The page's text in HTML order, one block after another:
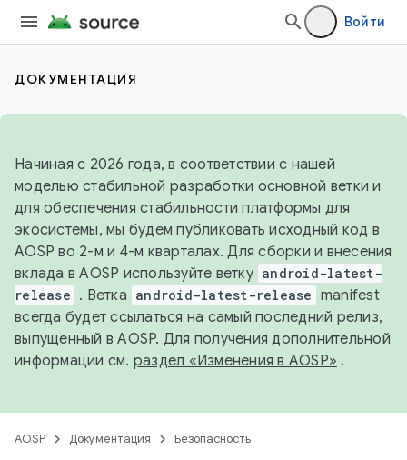
Войти
ДОКУМЕНТАЦИЯ
Начиная с 2026 года, в соответствии с нашей
моделью стабильной разработки основной ветки и
для обеспечения стабильности платформы для
экосистемы, мы будем публиковать исходный код в
AOSP во 2-м и 4-м кварталах. Для сборки и внесения
вклада в AOSP используйте ветку android-latest-
release . Ветка android-latest-release manifest
всегда будет ссылаться на самый последний релиз,
выпущенный в AOSP. Для получения дополнительной
информации см. раздел «Изменения в AOSP» .
AOSP Документация Безопасность